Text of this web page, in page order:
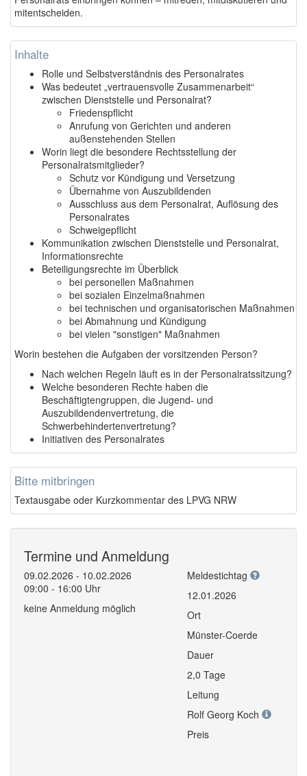
mitentscheiden.
Inhalte
Rolle und Selbstverständnis des Personalrates
Was bedeutet „vertrauensvolle Zusammenarbeit“
zwischen Dienststelle und Personalrat?
Friedenspflicht
Anrufung von Gerichten und anderen
außenstehenden Stellen
Worin liegt die besondere Rechtsstellung der
Personalratsmitglieder?
Schutz vor Kündigung und Versetzung
Übernahme von Auszubildenden
Ausschluss aus dem Personalrat, Auflösung des
Personalrates
Schweigepflicht
Kommunikation zwischen Dienststelle und Personalrat,
Informationsrechte
Beteiligungsrechte im Überblick
bei personellen Maßnahmen
bei sozialen Einzelmaßnahmen
bei technischen und organisatorischen Maßnahmen
bei Abmahnung und Kündigung
bei vielen "sonstigen" Maßnahmen
Worin bestehen die Aufgaben der vorsitzenden Person?
Nach welchen Regeln läuft es in der Personalratssitzung?
Welche besonderen Rechte haben die
Beschäftigtengruppen, die Jugend- und
Auszubildendenvertretung, die
Schwerbehindertenvertretung?
Initiativen des Personalrates
Bitte mitbringen
Textausgabe oder Kurzkommentar des LPVG NRW
Termine und Anmeldung
09.02.2026 - 10.02.2026
09:00 - 16:00 Uhr
keine Anmeldung möglich
Meldestichtag
12.01.2026
Ort
Münster-Coerde
Dauer
2,0 Tage
Leitung
Rolf Georg Koch
Preis